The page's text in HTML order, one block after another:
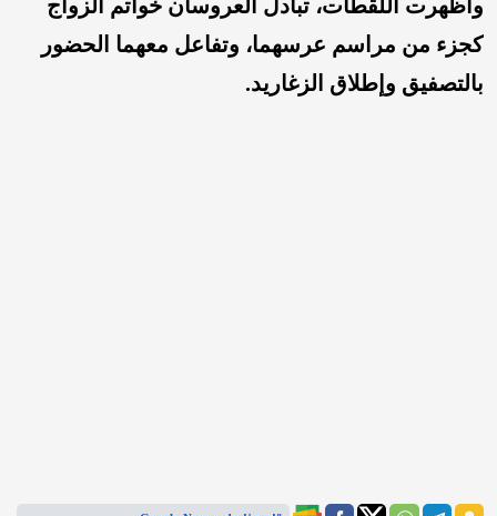
وأظهرت اللقطات، تبادل العروسان خواتم الزواج
كجزء من مراسم عرسهما، وتفاعل معهما الحضور
بالتصفيق وإطلاق الزغاريد.